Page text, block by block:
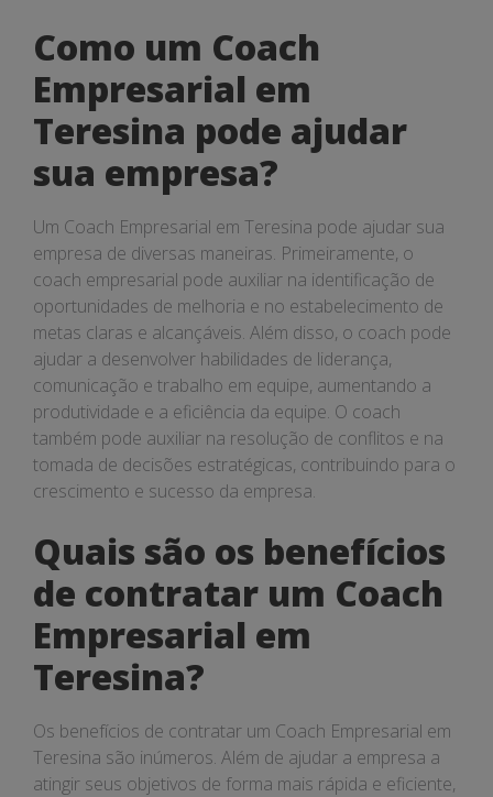
Como um Coach
Empresarial em
Teresina pode ajudar
sua empresa?
Um Coach Empresarial em Teresina pode ajudar sua
empresa de diversas maneiras. Primeiramente, o
coach empresarial pode auxiliar na identificação de
oportunidades de melhoria e no estabelecimento de
metas claras e alcançáveis. Além disso, o coach pode
ajudar a desenvolver habilidades de liderança,
comunicação e trabalho em equipe, aumentando a
produtividade e a eficiência da equipe. O coach
também pode auxiliar na resolução de conflitos e na
tomada de decisões estratégicas, contribuindo para o
crescimento e sucesso da empresa.
Quais são os benefícios
de contratar um Coach
Empresarial em
Teresina?
Os benefícios de contratar um Coach Empresarial em
Teresina são inúmeros. Além de ajudar a empresa a
atingir seus objetivos de forma mais rápida e eficiente,